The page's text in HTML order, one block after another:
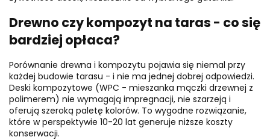
Drewno czy kompozyt na taras - co się
bardziej opłaca?
Porównanie drewna i kompozytu pojawia się niemal przy
każdej budowie tarasu - i nie ma jednej dobrej odpowiedzi.
Deski kompozytowe (WPC - mieszanka mączki drzewnej z
polimerem) nie wymagają impregnacji, nie szarzeją i
oferują szeroką paletę kolorów. To wygodne rozwiązanie,
które w perspektywie 10-20 lat generuje niższe koszty
konserwacji.